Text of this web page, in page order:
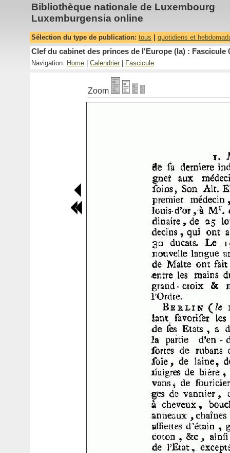
Bibliothèque nationale de Luxembourg
Luxemburgensia online
Sélection du type de publication: tous quotidiens et
Clef du cabinet des princes de l'Europe (la) : Fascicule
Navigation: Home Calendrier Fascicule
Zoom